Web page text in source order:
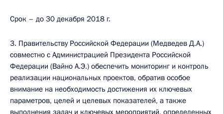
Срок – до 30 декабря 2018 г.
3. Правительству Российской Федерации (Медведев Д.А.)
совместно с Администрацией Президента Российской
Федерации (Вайно А.Э.) обеспечить мониторинг и контроль
реализации национальных проектов, обратив особое
внимание на необходимость достижения их ключевых
параметров, целей и целевых показателей, а также
выполнения задач и ключевых мероприятий, определенных